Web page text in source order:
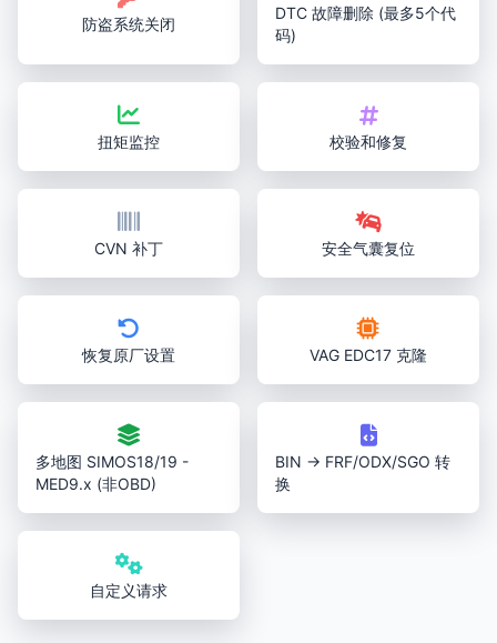
防盗系统关闭
DTC 故障删除 (最多5个代
码)
扭矩监控 校验和修复
CVN 补丁 安全气囊复位
恢复原厂设置 VAG EDC17 克隆
多地图 SIMOS18/19 -
MED9.x (非OBD)
BIN → FRF/ODX/SGO 转
换
自定义请求